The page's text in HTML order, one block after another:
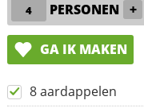
PERSONEN +
GA IK MAKEN
8 aardappelen